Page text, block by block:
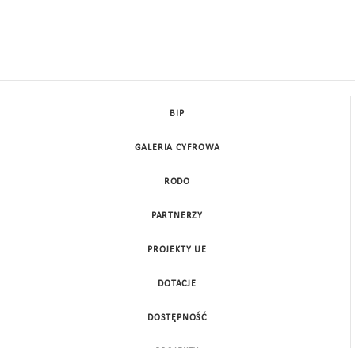
BIP
GALERIA CYFROWA
RODO
PARTNERZY
PROJEKTY UE
DOTACJE
DOSTĘPNOŚĆ